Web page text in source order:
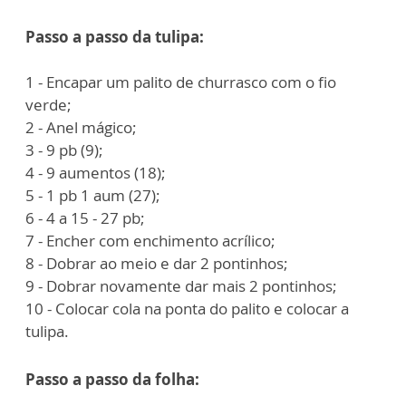
Passo a passo da tulipa:
1 - Encapar um palito de churrasco com o fio
verde;
2 - Anel mágico;
3 - 9 pb (9);
4 - 9 aumentos (18);
5 - 1 pb 1 aum (27);
6 - 4 a 15 - 27 pb;
7 - Encher com enchimento acrílico;
8 - Dobrar ao meio e dar 2 pontinhos;
9 - Dobrar novamente dar mais 2 pontinhos;
10 - Colocar cola na ponta do palito e colocar a
tulipa.
Passo a passo da folha: